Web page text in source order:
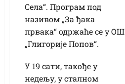
Села“. Програм под
називом „За ђака
првака“ одржаће се у ОШ
„Глигорије Попов“.
У 19 сати, такође у
недељу, у сталном